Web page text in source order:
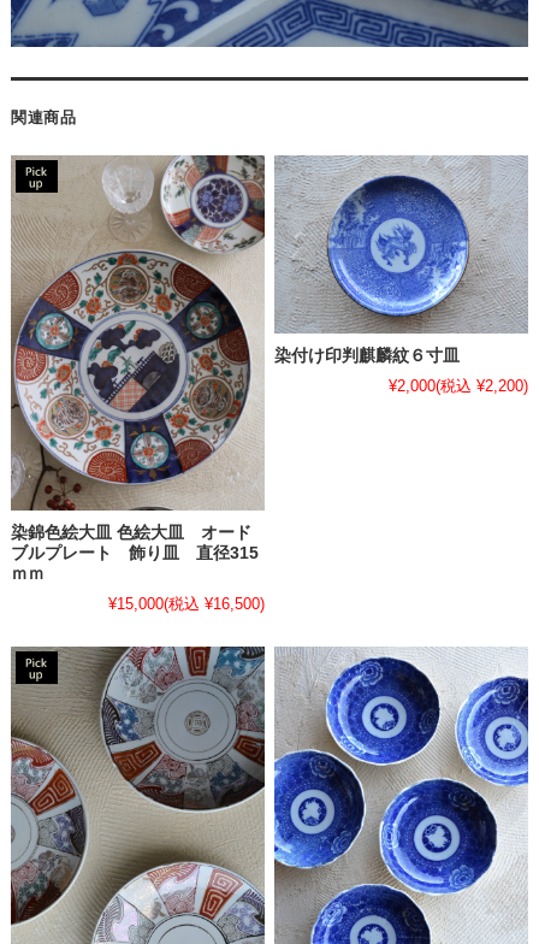
関連商品
染錦色絵大皿 色絵大皿 オード
ブルプレート 飾り皿 直径315
ｍｍ
¥15,000(税込 ¥16,500)
染付け印判麒麟紋６寸皿
¥2,000(税込 ¥2,200)